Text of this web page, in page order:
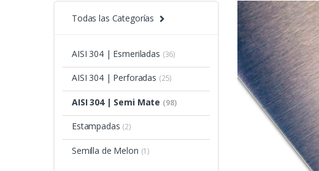
Todas las Categorías
AISI 304 | Esmeriladas (36)
AISI 304 | Perforadas (25)
AISI 304 | Semi Mate (98)
Estampadas (2)
Semilla de Melon (1)